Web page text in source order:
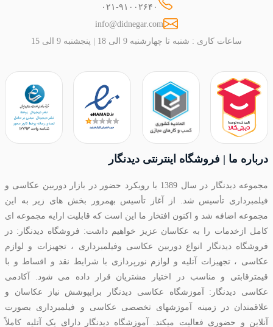
۰۲۱-۹۱۰۰۲۶۴۰
info@didnegar.com
ساعات کاری : شنبه تا چهارشنبه 9 الی 18 | پنجشنبه 9 الی 15
درباره ما | فروشگاه اینترنتی دیدنگار
مجموعه دیدنگار در سال 1389 با رویکرد حضور در بازار دوربین عکاسی و
فیلمبرداری تأسیس شد. از آغاز تأسیس بهمرور بخش های زیر به این
مجموعه اضافه شد و اکنون افتخار ما این است که قابلیت ارایه مجموعه ای
کامل ازخدمات را به عکاسان عزیز خواهیم داشت: فروشگاه دیدنگار: در
فروشگاه دیدنگار انواع دوربین عکاسی وفیلمبرداری ، تجهیزات و لوازم
عکاسی ، تجهیزات آتلیه و لوازم نورپردازی با شرایط نقد و اقساط و با
قیمترقابتی و مناسب در اختیار مشتریان قرار داده می شود. آکادمی
عکاسی دیدنگار: آموزشگاه عکاسی دیدنگار برایپوشش نیاز عکاسان و
علاقمندان در زمینه آموزشهای تخصصی عکاسی و فیلمبرداری بصورت
آنلاین و حضوری فعالیت میکند. آموزشگاه دیدنگار دارای یک آتلیه کاملاً